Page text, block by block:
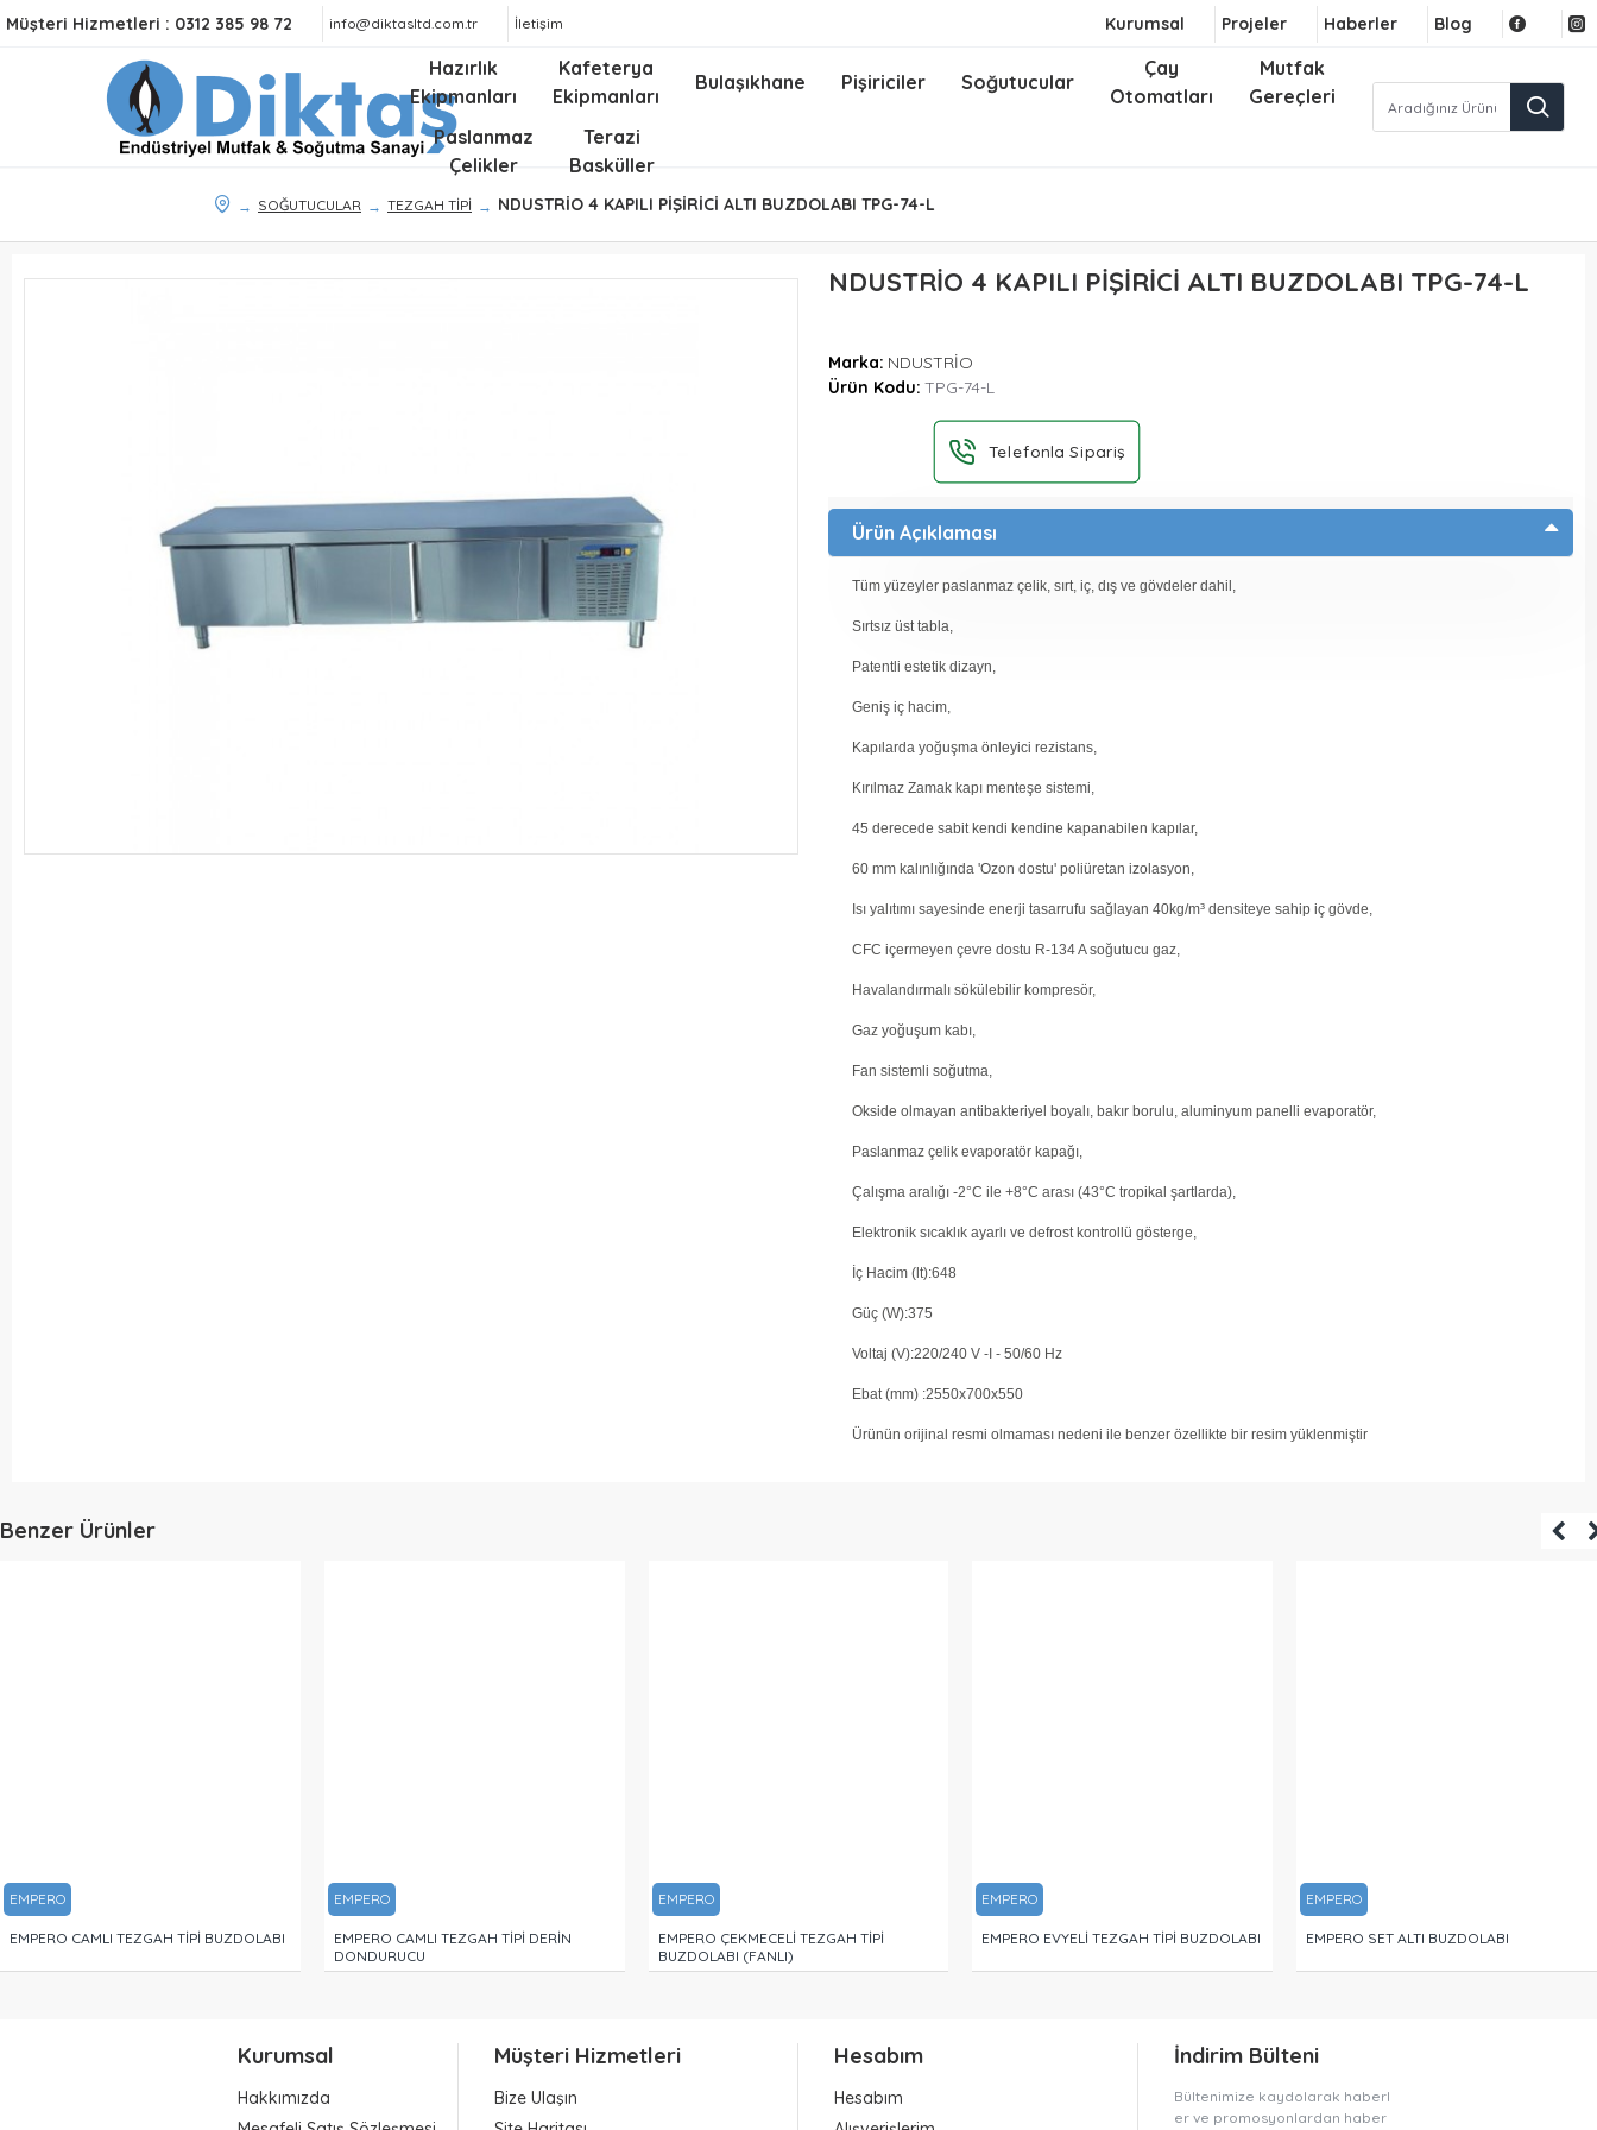
Müşteri Hizmetleri : 0312 385 98 72 info@diktasltd.com.tr İletişim Kurumsal Projeler Haberler Blog
Hazırlık
Ekipmanları
Kafeterya
Ekipmanları
Bulaşıkhane Pişiriciler Soğutucular
Çay
Otomatları
Mutfak
Gereçleri
Paslanmaz
Çelikler
Terazi
Basküller
SOĞUTUCULAR TEZGAH TİPİ NDUSTRİO 4 KAPILI PİŞİRİCİ ALTI BUZDOLABI TPG-74-L
NDUSTRİO 4 KAPILI PİŞİRİCİ ALTI BUZDOLABI TPG-74-L
Marka: NDUSTRİO
Ürün Kodu: TPG-74-L
Telefonla Sipariş
Ürün Açıklaması
Tüm yüzeyler paslanmaz çelik, sırt, iç, dış ve gövdeler dahil,
Sırtsız üst tabla,
Patentli estetik dizayn,
Geniş iç hacim,
Kapılarda yoğuşma önleyici rezistans,
Kırılmaz Zamak kapı menteşe sistemi,
45 derecede sabit kendi kendine kapanabilen kapılar,
60 mm kalınlığında 'Ozon dostu' poliüretan izolasyon,
Isı yalıtımı sayesinde enerji tasarrufu sağlayan 40kg/m³ densiteye sahip iç gövde,
CFC içermeyen çevre dostu R-134 A soğutucu gaz,
Havalandırmalı sökülebilir kompresör,
Gaz yoğuşum kabı,
Fan sistemli soğutma,
Okside olmayan antibakteriyel boyalı, bakır borulu, aluminyum panelli evaporatör,
Paslanmaz çelik evaporatör kapağı,
Çalışma aralığı -2°C ile +8°C arası (43°C tropikal şartlarda),
Elektronik sıcaklık ayarlı ve defrost kontrollü gösterge,
İç Hacim (lt):648
Güç (W):375
Voltaj (V):220/240 V -I - 50/60 Hz
Ebat (mm) :2550x700x550
Ürünün orijinal resmi olmaması nedeni ile benzer özellikte bir resim yüklenmiştir
Benzer Ürünler
EMPERO
EMPERO CAMLI TEZGAH TİPİ BUZDOLABI
EMPERO
EMPERO CAMLI TEZGAH TİPİ DERİN
DONDURUCU
EMPERO
EMPERO ÇEKMECELİ TEZGAH TİPİ
BUZDOLABI (FANLI)
EMPERO
EMPERO EVYELİ TEZGAH TİPİ BUZDOLABI
EMPERO
EMPERO SET ALTI BUZDOLABI
Kurumsal
Hakkımızda
Müşteri Hizmetleri
Bize Ulaşın
Hesabım
Hesabım
İndirim Bülteni
Bültenimize kaydolarak haberl
er ve promosyonlardan haber